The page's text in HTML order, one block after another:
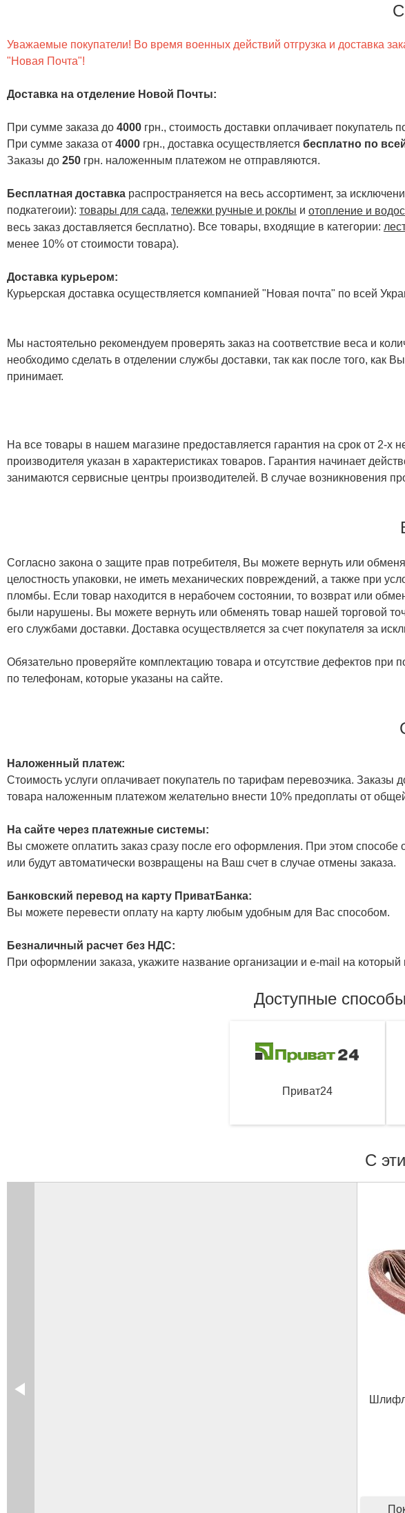
Уважаемые покупатели! Во время военных действий отгрузка и доставка
"Новая Почта"!
Доставка на отделение Новой Почты:
При сумме заказа до 4000 грн., стоимость доставки оплачивает
При сумме заказа от 4000 грн., доставка осуществляется бесплатно по
Заказы до 250 грн. наложенным платежом не отправляются.
Бесплатная доставка распространяется на весь ассортимент, за
подкатегоии): товары для сада, тележки ручные и роклы и отопление и
весь заказ доставляется бесплатно). Все товары, входящие в категории:
менее 10% от стоимости товара).
Доставка курьером:
Курьерская доставка осуществляется компанией "Новая почта" по всей
Мы настоятельно рекомендуем проверять заказ на соответствие веса и
необходимо сделать в отделении службы доставки, так как после того, как
принимает.
На все товары в нашем магазине предоставляется гарантия на срок от 2-х
производителя указан в характеристиках товаров. Гарантия начинает
занимаются сервисные центры производителей. В случае возникновения
Согласно закона о защите прав потребителя, Вы можете вернуть или
целостность упаковки, не иметь механических повреждений, а также при
пломбы. Если товар находится в нерабочем состоянии, то возврат или
были нарушены. Вы можете вернуть или обменять товар нашей торговой
его службами доставки. Доставка осуществляется за счет покупателя за
Обязательно проверяйте комплектацию товара и отсутствие дефектов при
по телефонам, которые указаны на сайте.
Наложенный платеж:
Стоимость услуги оплачивает покупатель по тарифам перевозчика. Заказы
товара наложенным платежом желательно внести 10% предоплаты от
На сайте через платежные системы:
Вы сможете оплатить заказ сразу после его оформления. При этом способе
или будут автоматически возвращены на Ваш счет в случае отмены заказа.
Банковский перевод на карту ПриватБанка:
Вы можете перевести оплату на карту любым удобным для Вас способом.
Безналичный расчет без НДС:
При оформлении заказа, укажите название организации и e-mail на который
Доступные
Приват24
С